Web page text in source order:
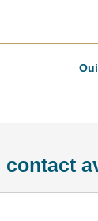
Oui
contact